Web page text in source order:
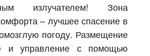
излучателем! Зона
– лучшее спасение в
погоду. Размещение
и управление с помощью